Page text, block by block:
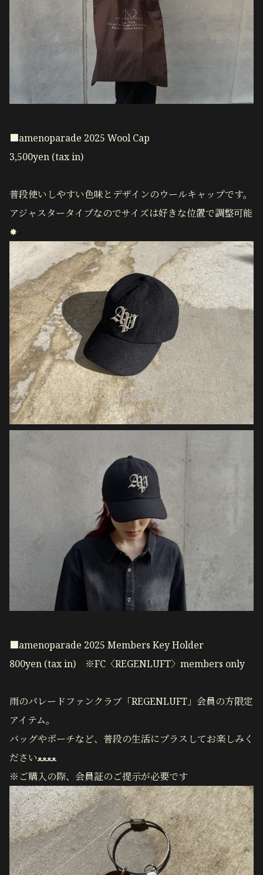
■amenoparade 2025 Wool Cap
3,500yen (tax in)
普段使いしやすい色味とデザインのウールキャップです。
アジャスタータイプなのでサイズは好きな位置で調整可能
✸
■amenoparade 2025 Members Key Holder
800yen (tax in) ※FC〈REGENLUFT〉members only
雨のパレードファンクラブ「REGENLUFT」会員の方限定
アイテム。
バッグやポーチなど、普段の生活にプラスしてお楽しみく
ださいﻌﻌﻌﻌ
※ ご購入の際、会員証のご提示が必要です